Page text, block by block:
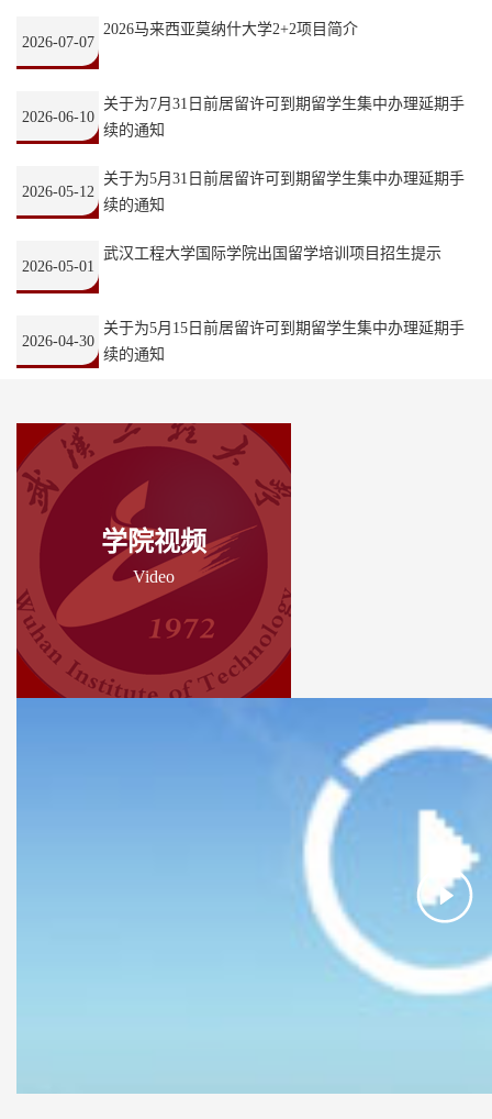
2026-07-07
2026马来西亚莫纳什大学2+2项目简介
2026-06-10
关于为7月31日前居留许可到期留学生集中办理延期手
续的通知
2026-05-12
关于为5月31日前居留许可到期留学生集中办理延期手
续的通知
2026-05-01
武汉工程大学国际学院出国留学培训项目招生提示
2026-04-30
关于为5月15日前居留许可到期留学生集中办理延期手
续的通知
学院视频
Video